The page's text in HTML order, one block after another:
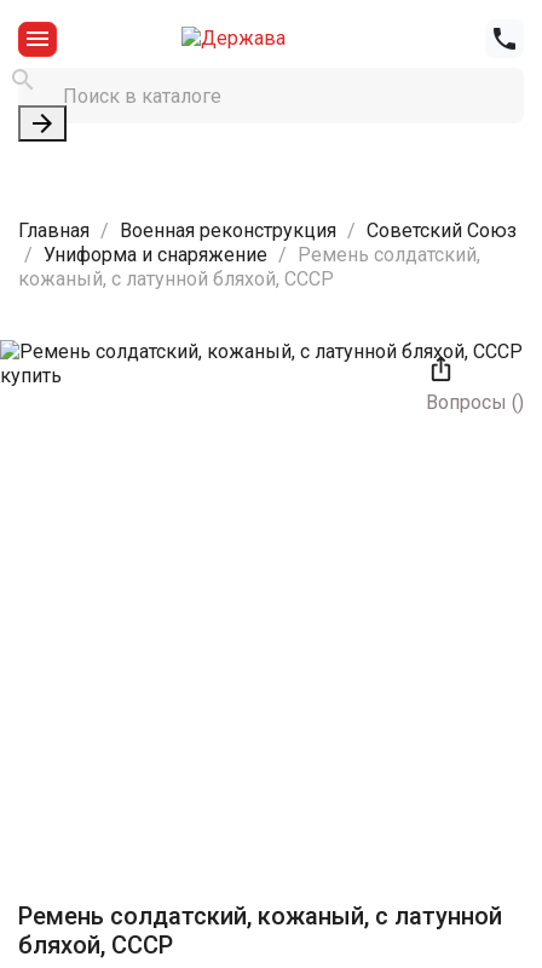




Главная Военная реконструкция
Советский Союз
Униформа и снаряжение
Ремень солдатский,
кожаный, с латунной бляхой, СССР

Вопросы ()
Ремень солдатский, кожаный, с латунной
бляхой, СССР